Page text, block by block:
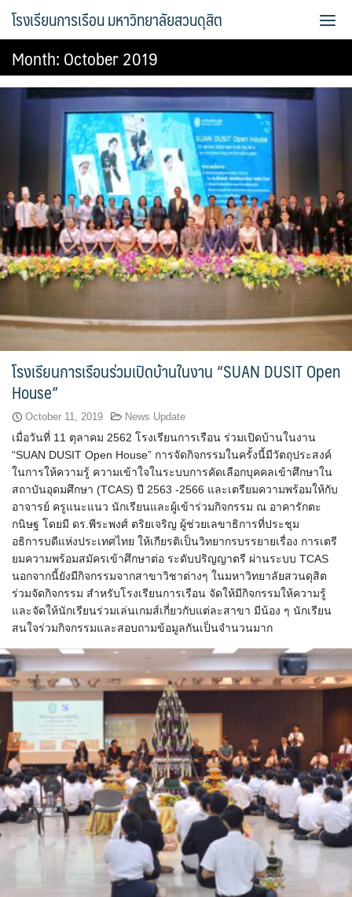
Bread Exclusive
Cake Exclusive
main
main2
main3
Sample Page
ข้อมูลติดต่อและการเดินทาง
ขั้นตอน/แนวทางการปฏิบัติงาน
คณะกรรมการประจำโรงเรียนการเรือน
คลิปสาระเทคนิคสไตส์การเรือน
คลิปเทคนิคการทำอาหารง่าย ๆ สไตล์เด็กหอ
ค่าเล่าเรียน
ค่าเล่าเรียน
คำถามที่พบบ่อย
คำสั่งแต่งตั้งคณะกรรมการด้านต่าง ๆ
คู่มือนักศึกษา
จำนวนบุคลากรและนักศึกษาโรงเรียนการเรือน
ตารางเรียน
ทำเนียบคณบดี
ทิศทางการดำเนินงานของมหาวิทยาลัยสวนดุสิต
ทุนการศึกษา
โรงเรียนการเรือน มหาวิทยาลัยสวนดุสิต
Month:October 2019
โรงเรียนการเรือนร่วมเปิดบ้านในงาน “SUAN DUSIT Open
House”
October 11, 2019 News Update
เมื่อวันที่ 11 ตุลาคม 2562 โรงเรียนการเรือน ร่วมเปิดบ้านในงาน
“SUAN DUSIT Open House” การจัดกิจกรรมในครั้งนี้มีวัตถุประสงค์
ในการให้ความรู้ ความเข้าใจในระบบการคัดเลือกบุคคลเข้าศึกษาใน
สถาบันอุดมศึกษา (TCAS) ปี 2563 -2566 และเตรียมความพร้อมให้กับ
อาจารย์ ครูแนะแนว นักเรียนและผู้เข้าร่วมกิจกรรม ณ อาคารักตะ
กนิษฐ โดยมี ดร.พีระพงศ์ ตริยเจริญ ผู้ช่วยเลขาธิการที่ประชุม
อธิการบดีแห่งประเทศไทย ให้เกียรติเป็นวิทยากรบรรยายเรื่อง การเตรี
ยมความพร้อมสมัครเข้าศึกษาต่อ ระดับปริญญาตรี ผ่านระบบ TCAS
นอกจากนี้ยังมีกิจกรรมจากสาขาวิชาต่างๆ ในมหาวิทยาลัยสวนดุสิต
ร่วมจัดกิจกรรม สำหรับโรงเรียนการเรือน จัดให้มีกิจกรรมให้ความรู้
และจัดให้นักเรียนร่วมเล่นเกมส์เกี่ยวกับแต่ละสาขา มีน้อง ๆ นักเรียน
สนใจร่วมกิจกรรมและสอบถามข้อมูลกันเป็นจำนวนมาก